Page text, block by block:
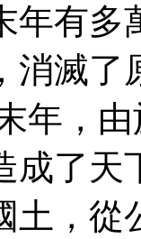
年有多
消滅
年，
成了天
土，從